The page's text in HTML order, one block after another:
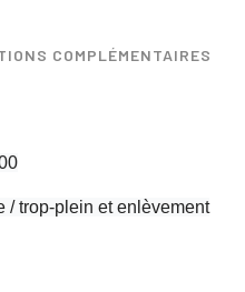
COMPLÉMENTAIRES
/ trop-plein et enlèvement